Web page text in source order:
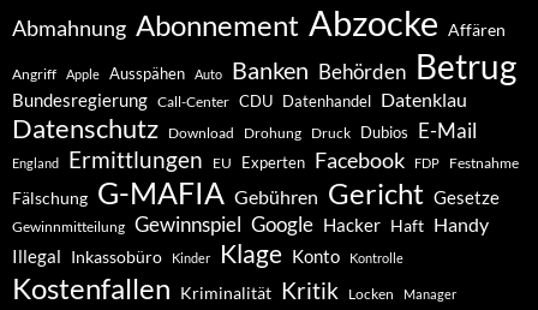
Abmahnung Abonnement Abzocke Affären
Angriff Apple Ausspähen Auto Banken Behörden Betrug
Bundesregierung Call-Center CDU Datenhandel Datenklau
Datenschutz Download Drohung Druck Dubios E-Mail
England Ermittlungen EU Experten Facebook FDP Festnahme
Fälschung G-MAFIA Gebühren Gericht Gesetze
Gewinnmitteilung Gewinnspiel Google Hacker Haft Handy
Illegal Inkassobüro Kinder Klage Konto Kontrolle
Kostenfallen Kriminalität Kritik Locken Manager